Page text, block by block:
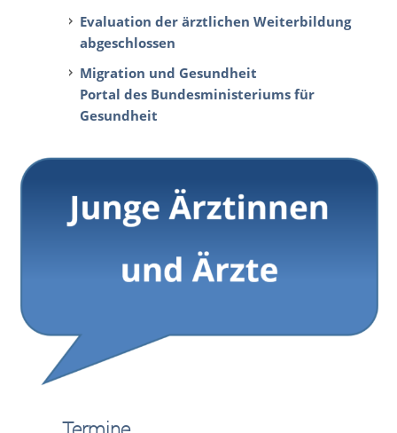
Evaluation der ärztlichen Weiterbildung
abgeschlossen
Migration und Gesundheit
Portal des Bundesministeriums für
Gesundheit